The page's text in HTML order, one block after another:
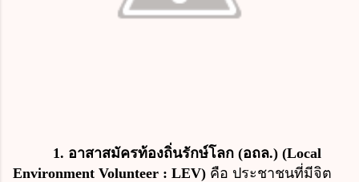
1. อาสาสมัครท้องถิ่นรักษ์โลก (อถล.) (Local
Environment Volunteer : LEV) คือ ประชาชนที่มีจิต